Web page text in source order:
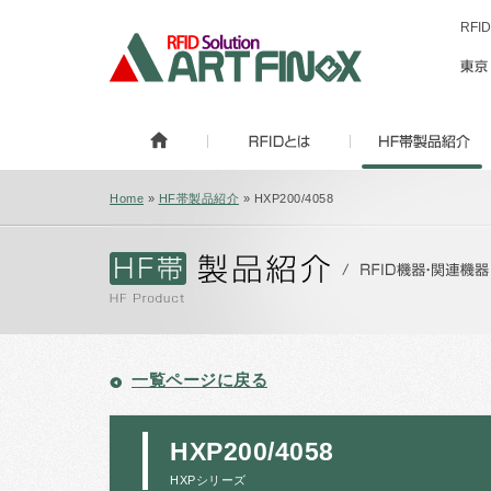
Home » HF帯製品紹介 » HXP200/4058
一覧ページに戻る
HXP200/4058
HXPシリーズ